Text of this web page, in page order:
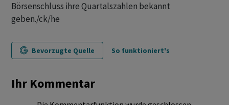
Börsenschluss ihre Quartalszahlen bekannt
geben./ck/he
Bevorzugte Quelle So funktioniert's
Ihr Kommentar